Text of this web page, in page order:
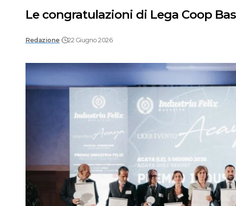
Le congratulazioni di Lega Coop
Redazione 22 Giugno 2026